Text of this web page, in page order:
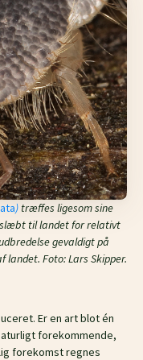
) træffes ligesom sine
til landet for relativt
gevaldigt på
landet. Foto: Lars Skipper.
Er en art blot én
forekommende,
forekomst regnes